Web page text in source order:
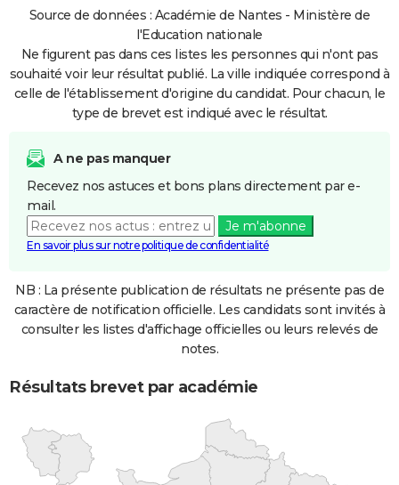
Source de données : Académie de Nantes - Ministère de
l'Education nationale
Ne figurent pas dans ces listes les personnes qui n'ont pas
souhaité voir leur résultat publié. La ville indiquée correspond à
celle de l'établissement d'origine du candidat. Pour chacun, le
type de brevet est indiqué avec le résultat.
A ne pas manquer
Recevez nos astuces et bons plans directement par e-
mail.
Je m'abonne
En savoir plus sur notre politique de confidentialité
NB : La présente publication de résultats ne présente pas de
caractère de notification officielle. Les candidats sont invités à
consulter les listes d'affichage officielles ou leurs relevés de
notes.
Résultats brevet par académie